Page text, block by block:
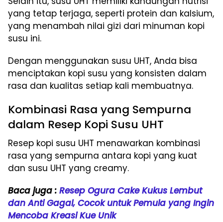
yang tetap terjaga, seperti protein dan kalsium,
yang menambah nilai gizi dari minuman kopi
susu ini.
Dengan menggunakan susu UHT, Anda bisa
menciptakan kopi susu yang konsisten dalam
rasa dan kualitas setiap kali membuatnya.
Kombinasi Rasa yang Sempurna
dalam Resep Kopi Susu UHT
Resep kopi susu UHT menawarkan kombinasi
rasa yang sempurna antara kopi yang kuat
dan susu UHT yang creamy.
Baca juga : Resep Ogura Cake Kukus Lembut
dan Anti Gagal, Cocok untuk Pemula yang Ingin
Mencoba Kreasi Kue Unik